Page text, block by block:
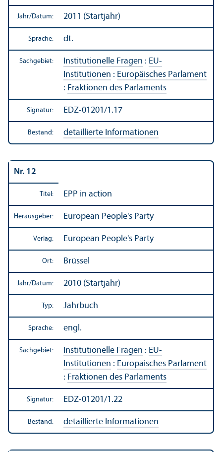
Jahr/Datum: 2011 (Startjahr)
Sprache: dt.
Sachgebiet: Institutionelle Fragen : EU-
Institutionen : Europäisches Parlament
: Fraktionen des Parlaments
Signatur: EDZ-01201/1.17
Bestand: detaillierte Informationen
Nr. 12
Titel: EPP in action
Herausgeber: European People's Party
Verlag: European People's Party
Ort: Brüssel
Jahr/Datum: 2010 (Startjahr)
Typ: Jahrbuch
Sprache: engl.
Sachgebiet: Institutionelle Fragen : EU-
Institutionen : Europäisches Parlament
: Fraktionen des Parlaments
Signatur: EDZ-01201/1.22
Bestand: detaillierte Informationen